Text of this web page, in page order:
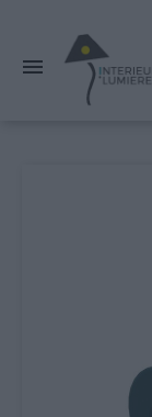
L'atelier reste
